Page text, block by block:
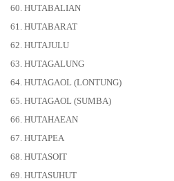
60. HUTABALIAN
61. HUTABARAT
62. HUTAJULU
63. HUTAGALUNG
64. HUTAGAOL (LONTUNG)
65. HUTAGAOL (SUMBA)
66. HUTAHAEAN
67. HUTAPEA
68. HUTASOIT
69. HUTASUHUT